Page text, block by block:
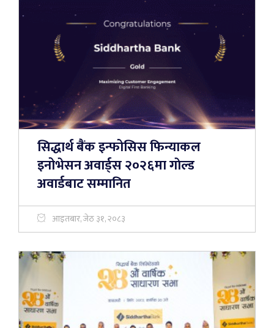
सिद्धार्थ बैंक इन्फोसिस फिन्याकल
इनोभेसन अवार्ड्स २०२६मा गाेल्ड
अवार्डबाट सम्मानित
आइतबार, जेठ ३१, २०८३